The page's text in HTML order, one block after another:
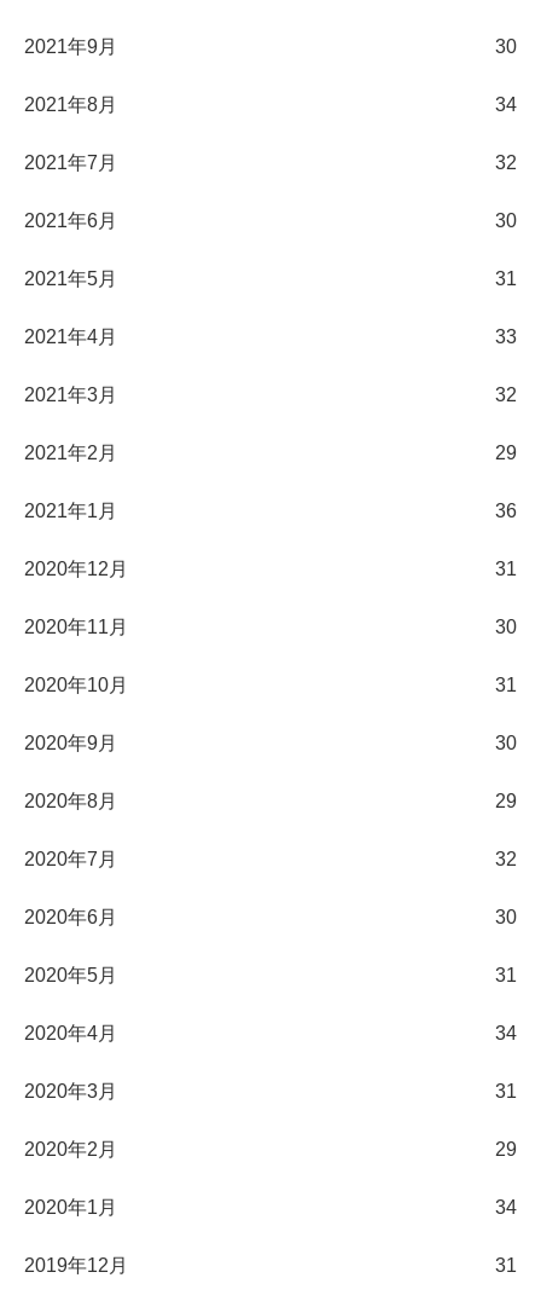
2021年9月 30
2021年8月 34
2021年7月 32
2021年6月 30
2021年5月 31
2021年4月 33
2021年3月 32
2021年2月 29
2021年1月 36
2020年12月 31
2020年11月 30
2020年10月 31
2020年9月 30
2020年8月 29
2020年7月 32
2020年6月 30
2020年5月 31
2020年4月 34
2020年3月 31
2020年2月 29
2020年1月 34
2019年12月 31